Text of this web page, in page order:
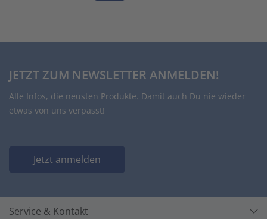
JETZT ZUM NEWSLETTER ANMELDEN!
Alle Infos, die neusten Produkte. Damit auch Du nie wieder
etwas von uns verpasst!
Jetzt anmelden
Service & Kontakt